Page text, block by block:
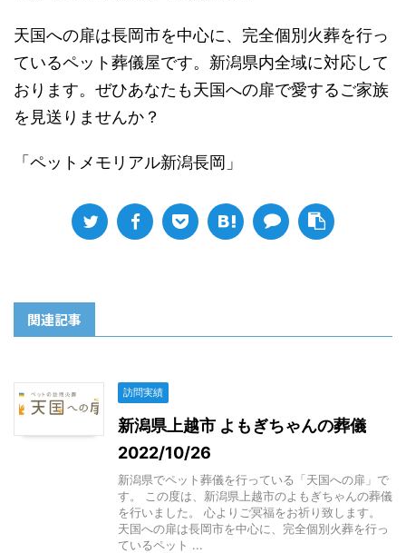
天国への扉は長岡市を中心に、完全個別火葬を行っ
ているペット葬儀屋です。新潟県内全域に対応して
おります。ぜひあなたも天国への扉で愛するご家族
を見送りませんか？
「ペットメモリアル新潟長岡」
関連記事
訪問実績
新潟県上越市 よもぎちゃんの葬儀
2022/10/26
新潟県でペット葬儀を行っている「天国への扉」で
す。 この度は、新潟県上越市のよもぎちゃんの葬儀
を行いました。 心よりご冥福をお祈り致します。
天国への扉は長岡市を中心に、完全個別火葬を行っ
ているペット ...